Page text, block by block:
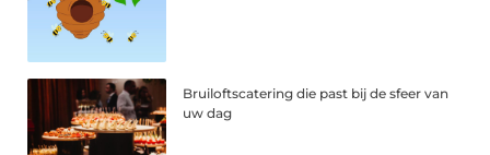
Bruiloftscatering die past bij de sfeer van
uw dag